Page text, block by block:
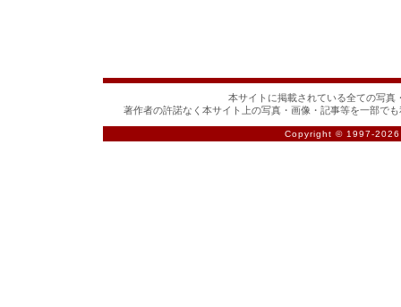
本サイトに掲載されている全ての写真
著作者の許諾なく本サイト上の写真・画像・記事等を一部で
Copyright © 1997-